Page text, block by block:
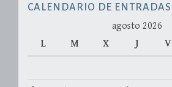
CALENDARIO DE ENTRADAS
agosto 2026
L
M X J V